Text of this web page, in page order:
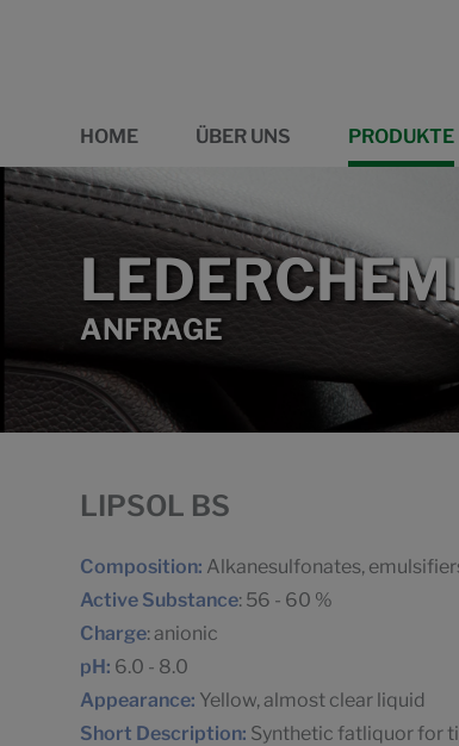
HOME ÜBER UNS PRODUKTE
ANFRAGE
LIPSOL BS
Composition: Alkanesulfonates,
Active Substance: 56 - 60 %
Charge: anionic
pH: 6.0 - 8.0
Appearance: Yellow, almost clear liquid
Short Description: Synthetic fatliquor for